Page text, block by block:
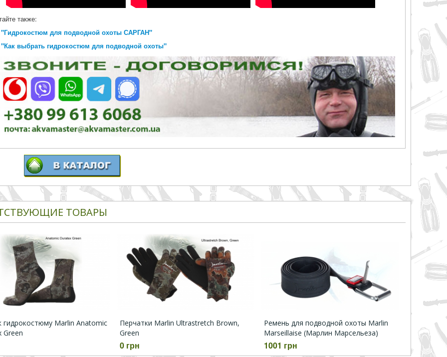
также:
"Гидрокостюм для подводной охоты САРГАН"
"Как выбрать гидрокостюм для подводной охоты"
ТОВАРЫ
гидрокостюму Marlin Anatomic
Green
Перчатки Marlin Ultrastretch Brown,
Green
0 грн
Ремень для подводной охоты Marlin
Marseillaise (Марлин Марсельеза)
1001 грн